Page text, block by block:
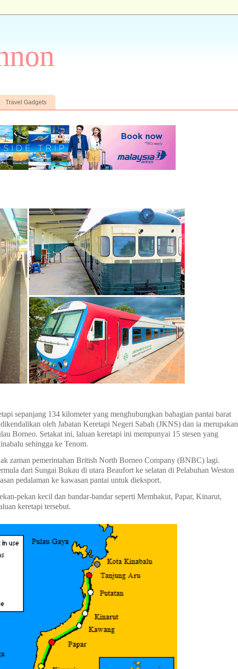
Travel Gadgets
sepanjang 134 kilometer yang menghubungkan bahagian pantai barat
oleh Jabatan Keretapi Negeri Sabah (JKNS) dan ia merupakan
Borneo. Setakat ini, laluan keretapi ini mempunyai 15 stesen yang
sehingga ke Tenom.
zaman pemerintahan British North Borneo Company (BNBC) lagi.
dari Sungai Bukau di utara Beaufort ke selatan di Pelabuhan Weston
pedalaman ke kawasan pantai untuk dieksport.
pekan kecil dan bandar-bandar seperti Membakut, Papar, Kinarut,
keretapi tersebut.